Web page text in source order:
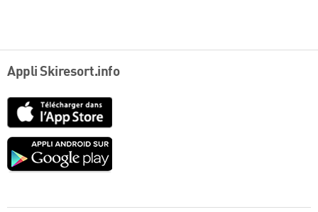
Appli Skiresort.info
Google